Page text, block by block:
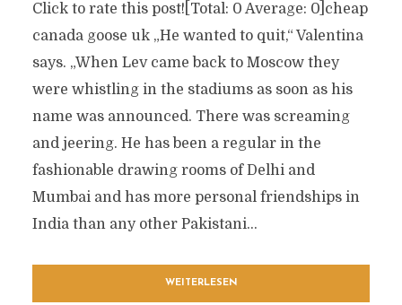
Click to rate this post![Total: 0 Average: 0]cheap
canada goose uk „He wanted to quit,“ Valentina
says. „When Lev came back to Moscow they
were whistling in the stadiums as soon as his
name was announced. There was screaming
and jeering. He has been a regular in the
fashionable drawing rooms of Delhi and
Mumbai and has more personal friendships in
India than any other Pakistani...
WEITERLESEN